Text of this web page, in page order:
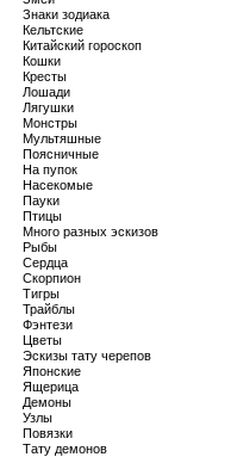
Знаки зодиака
Кельтские
Китайский гороскоп
Кошки
Кресты
Лошади
Лягушки
Монстры
Мультяшные
Поясничные
На пупок
Насекомые
Пауки
Птицы
Много разных эскизов
Рыбы
Сердца
Скорпион
Тигры
Трайблы
Фэнтези
Цветы
Эскизы тату черепов
Японские
Ящерица
Демоны
Узлы
Повязки
Тату демонов